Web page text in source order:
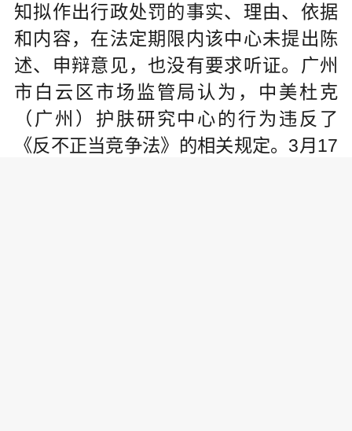
知拟作出行政处罚的事实、理由、依据
和内容，在法定期限内该中心未提出陈
述、申辩意见，也没有要求听证。广州
市白云区市场监管局认为，中美杜克
（广州）护肤研究中心的行为违反了
《反不正当竞争法》的相关规定。3月17